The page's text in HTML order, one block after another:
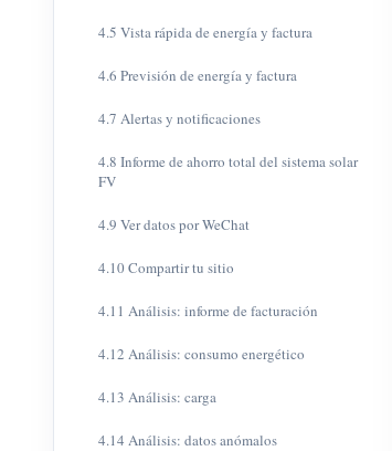
4.5 Vista rápida de energía y factura
4.6 Previsión de energía y factura
4.7 Alertas y notificaciones
4.8 Informe de ahorro total del sistema solar
FV
4.9 Ver datos por WeChat
4.10 Compartir tu sitio
4.11 Análisis: informe de facturación
4.12 Análisis: consumo energético
4.13 Análisis: carga
4.14 Análisis: datos anómalos